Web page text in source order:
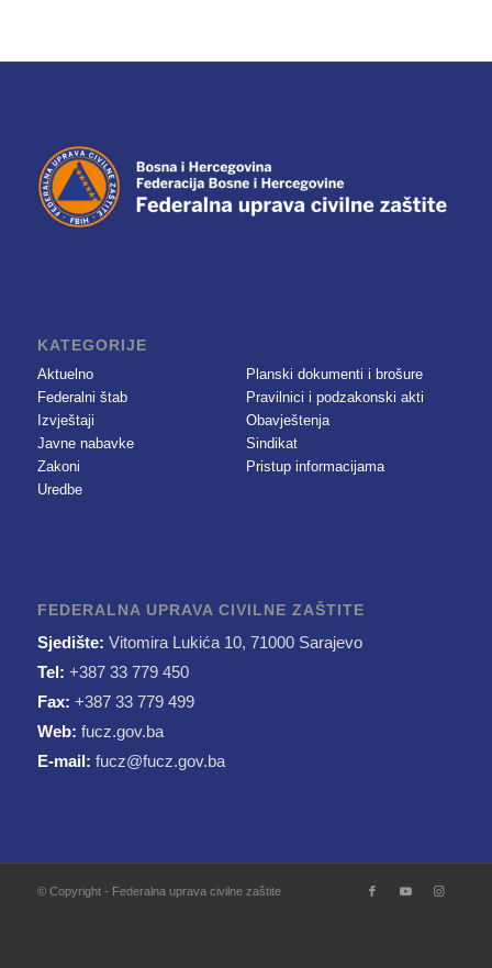
KATEGORIJE
Aktuelno
Federalni štab
Izvještaji
Javne nabavke
Zakoni
Uredbe
Planski dokumenti i brošure
Pravilnici i podzakonski akti
Obavještenja
Sindikat
Pristup informacijama
FEDERALNA UPRAVA CIVILNE ZAŠTITE
Sjedište: Vitomira Lukića 10, 71000 Sarajevo
Tel: +387 33 779 450
Fax: +387 33 779 499
Web: fucz.gov.ba
E-mail: fucz@fucz.gov.ba
© Copyright - Federalna uprava civilne zaštite